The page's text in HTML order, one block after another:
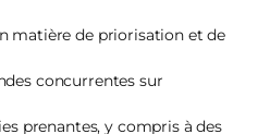
matière de priorisation et de
concurrentes sur
prenantes, y compris à des